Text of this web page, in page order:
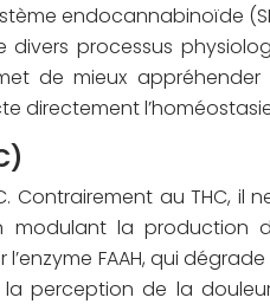
endocannabinoïde
processus
de mieux
directement
Contrairement au THC,
modulant la production
FAAH, qui
perception de la